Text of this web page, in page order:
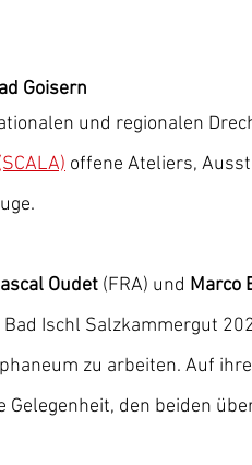
Goisern
und regionalen
offene Ateliers,
Oudet (FRA) und Marco
Ischl Salzkammergut
zu arbeiten. Auf
den beiden